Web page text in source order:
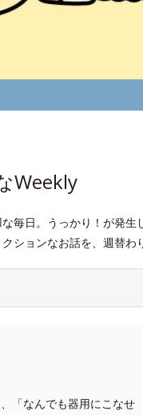
Weekly
毎日。うっかり！が発生
ションなお話を、週替わ
「なんでも器用にこなせ